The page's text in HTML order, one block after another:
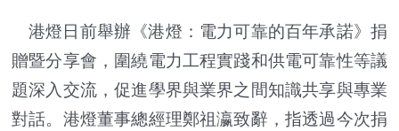
港燈日前舉辦《港燈：電力可靠的百年承諾》捐
贈暨分享會，圍繞電力工程實踐和供電可靠性等議
題深入交流，促進學界與業界之間知識共享與專業
對話。港燈董事總經理鄭祖瀛致辭，指透過今次捐